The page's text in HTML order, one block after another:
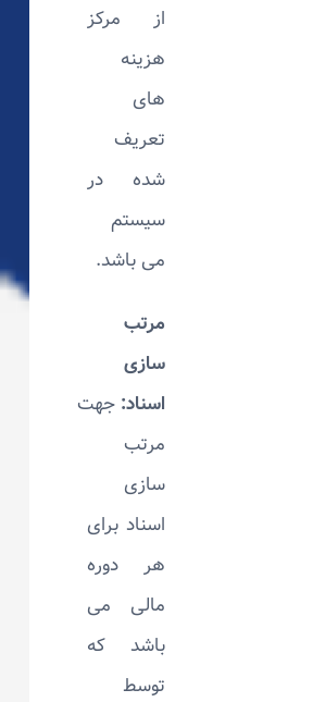
از مرکز
هزینه
های
تعریف
شده در
سیستم
می باشد.
مرتب
سازی
اسناد:جهت
مرتب
سازی
اسناد برای
هر دوره
مالی می
باشد که
توسط